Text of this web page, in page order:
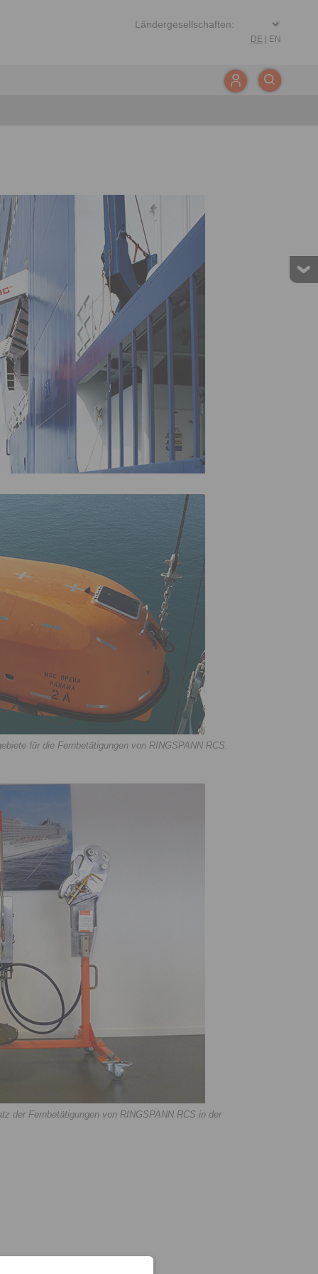
DE EN
für die Fernbetätigungen von RINGSPANN RCS.
der Fernbetätigungen von RINGSPANN RCS in der